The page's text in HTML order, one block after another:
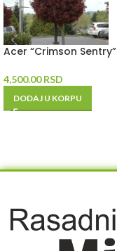
Acer “Crimson Sentry”
4,500.00RSD
DODAJ U KORPU